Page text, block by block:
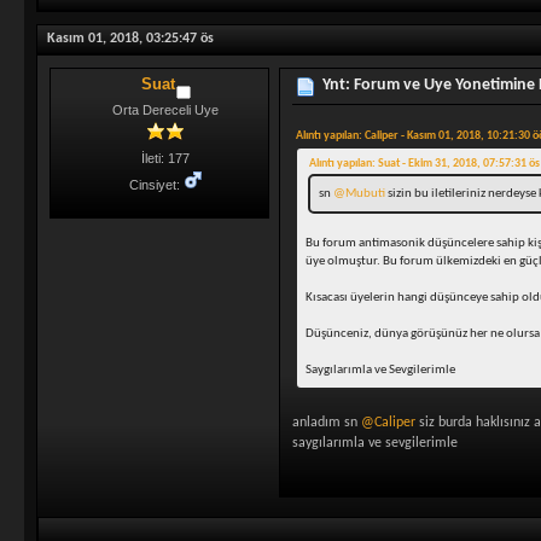
Kasım 01, 2018, 03:25:47 ös
Suat
Orta Dereceli Uye
İleti: 177
Cinsiyet:
Ynt: Forum ve Uye Yonetimine
Alıntı yapılan: Caliper - Kasım 01, 2018, 10:21:30
Alıntı yapılan: Suat - Ekim 31, 2018, 07:57:31 ös
sn @Mubutisizin bu iletileriniz nerdeyse
Bu forum antimasonik düşüncelere sahip
üye olmuştur. Bu forum ülkemizdeki en
Kısacası üyelerin hangi düşünceye sahip
Düşünceniz, dünya görüşünüz her ne
Saygılarımla ve Sevgilerimle
anladım sn @Caliper siz burda
saygılarımla ve sevgilerimle